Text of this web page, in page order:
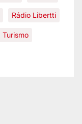
Rádio Libertti
Turismo